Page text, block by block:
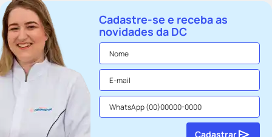
Cadastre-se e receba as
novidades da DC
Cadastrar